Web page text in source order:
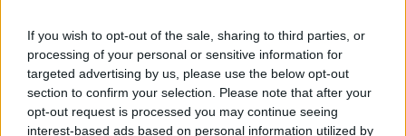
If you wish to opt-out of the sale, sharing to third parties, or
processing of your personal or sensitive information for
targeted advertising by us, please use the below opt-out
section to confirm your selection. Please note that after your
opt-out request is processed you may continue seeing
interest-based ads based on personal information utilized by